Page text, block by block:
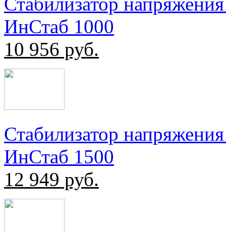
ИнСтаб 1000
10 956 руб.
Стабилизатор
ИнСтаб 1500
12 949 руб.